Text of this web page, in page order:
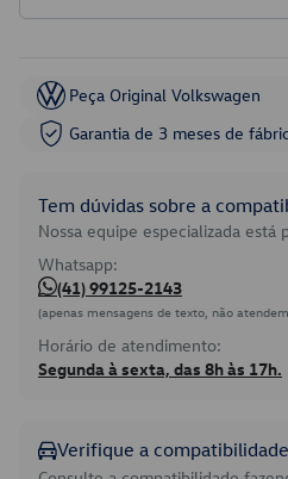
Peça Original Volkswagen
Garantia de 3 meses de
Tem dúvidas sobre a
Nossa equipe especializada está
Whatsapp:
(41) 99125-2143
(apenas mensagens de texto, não
Horário de atendimento:
Segunda à sexta, das 8h às 17h.
Verifique a compatibilidade